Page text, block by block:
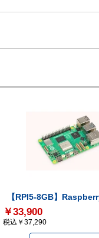
【RPI5-8GB】
￥33,900
税込￥37,290